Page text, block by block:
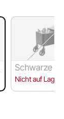
Schwarze
re
Nicht auf Lager